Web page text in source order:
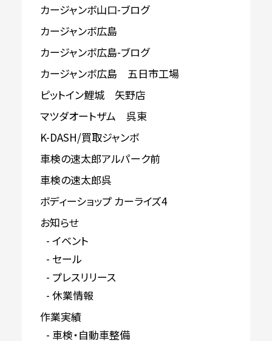
カージャンボ山口-ブログ
カージャンボ広島
カージャンボ広島-ブログ
カージャンボ広島 五日市工場
ピットイン鯉城 矢野店
マツダオートザム 呉東
K-DASH/買取ジャンボ
車検の速太郎アルパーク前
車検の速太郎呉
ボディーショップ カーライズ4
お知らせ
イベント
セール
プレスリリース
休業情報
作業実績
車検・自動車整備